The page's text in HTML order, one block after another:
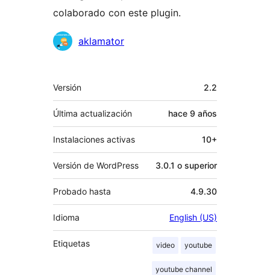
colaborado con este plugin.
Colaboradores
aklamator
Meta
Versión 2.2
Última actualización hace 9 años
Instalaciones activas 10+
Versión de WordPress 3.0.1 o superior
Probado hasta 4.9.30
Idioma English (US)
Etiquetas video youtube
youtube channel